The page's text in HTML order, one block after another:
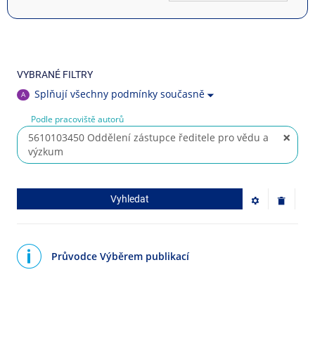
VYBRANÉ FILTRY
A Splňují všechny podmínky současně
Podle pracoviště autorů
5610103450 Oddělení zástupce ředitele pro vědu a
výzkum
Vyhledat
Průvodce Výběrem publikací